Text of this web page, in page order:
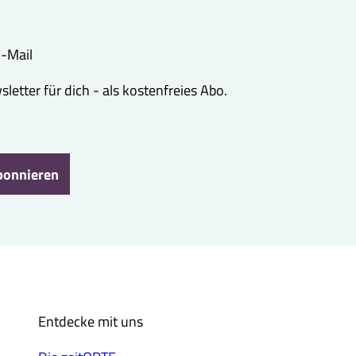
Mail
für dich - als kostenfreies Abo.
Entdecke mit uns